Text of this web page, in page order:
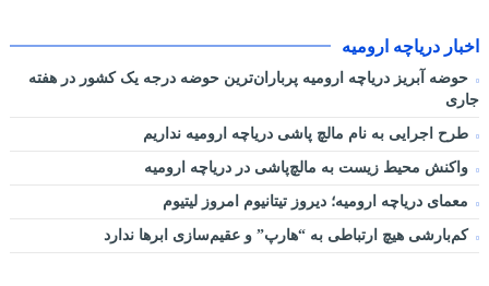
اخبار دریاچه ارومیه
حوضه آبریز دریاچه ارومیه پرباران‌ترین حوضه‌ درجه یک کشور در هفته
جاری
طرح اجرایی به نام مالچ پاشی دریاچه ارومیه نداریم
واکنش محیط زیست به مالچ‌پاشی در دریاچه ارومیه
معمای دریاچه ارومیه؛ دیروز تیتانیوم امروز لیتیوم
کم‌بارشی هیچ ارتباطی به “هارپ” و عقیم‌سازی ابرها ندارد